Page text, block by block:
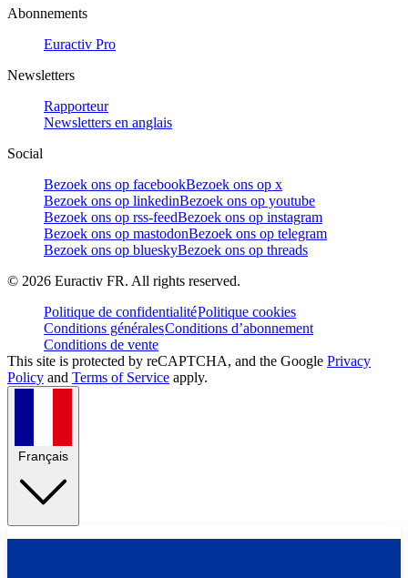
Abonnements
Euractiv Pro
Newsletters
Rapporteur
Newsletters en anglais
Social
Bezoek ons op facebookBezoek ons op x
Bezoek ons op linkedinBezoek ons op youtube
Bezoek ons op rss-feedBezoek ons op instagram
Bezoek ons op mastodonBezoek ons op telegram
Bezoek ons op blueskyBezoek ons op threads
© 2026 Euractiv FR. All rights reserved.
Politique de confidentialitéPolitique cookies
Conditions généralesConditions d’abonnement
Conditions de vente
This site is protected by reCAPTCHA, and the Google Privacy
Policy and Terms of Service apply.
Français